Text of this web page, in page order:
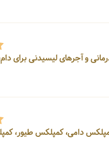
کمپلکس دامی، کمپلکس طیور،